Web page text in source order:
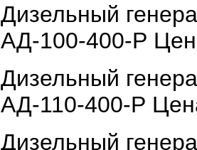
Дизельный
АД-100-400-Р
Дизельный
АД-110-400-Р
Дизельный